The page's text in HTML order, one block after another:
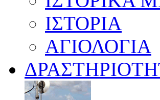
ΙΣΤΟΡΙΑ
ΑΓΙΟΛΟΓΙΑ